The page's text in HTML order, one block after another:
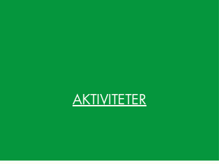
AKTIVITETER